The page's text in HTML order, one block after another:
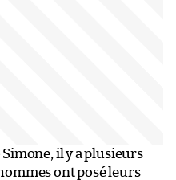
il y a plusieurs
ont posé leurs